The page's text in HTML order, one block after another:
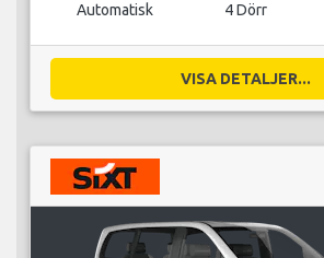
Automatisk 4 Dörr
VISA DETALJER...